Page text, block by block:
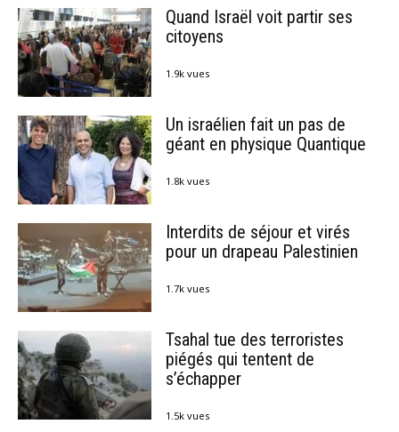
Quand Israël voit partir ses
citoyens
1.9k vues
Un israélien fait un pas de
géant en physique Quantique
1.8k vues
Interdits de séjour et virés
pour un drapeau Palestinien
1.7k vues
Tsahal tue des terroristes
piégés qui tentent de
s’échapper
1.5k vues